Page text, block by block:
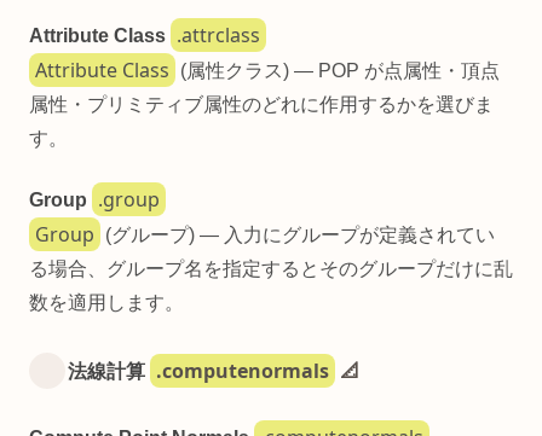
Attribute Class .attrclass
Attribute Class
(属性クラス) — POP が点属性・頂点
属性・プリミティブ属性のどれに作用するかを選びま
す。
Group
.group
Group
(グループ) — 入力にグループが定義されてい
る場合、グループ名を指定するとそのグループだけに乱
数を適用します。
法線計算 .computenormals 📐